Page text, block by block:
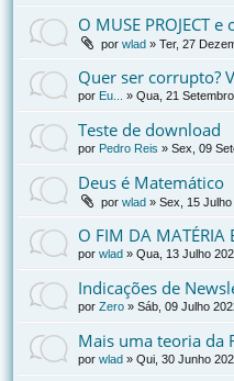
O MUSE PROJECT
por wlad » Ter, 27
Quer ser corrupto?
por Eu... » Qua, 21
Teste de download
por Pedro Reis » Sex, 09
Deus é Matemático
por wlad » Sex, 15
O FIM DA MATÉRIA
por wlad » Qua, 13 Julho
Indicações de
por Zero » Sáb, 09 Julho
Mais uma teoria da
por wlad » Qui, 30 Junho